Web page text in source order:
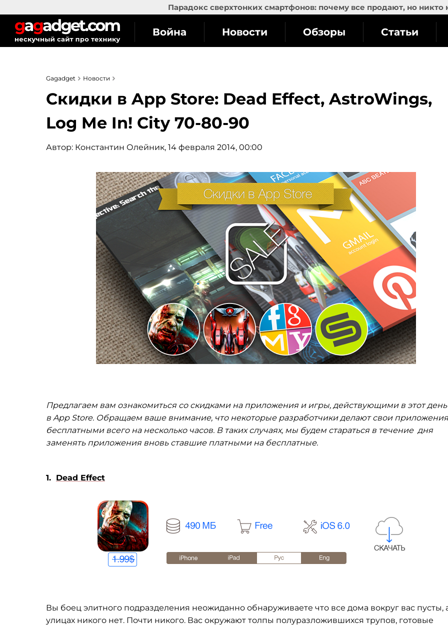
Парадокс сверхтонких смартфонов: почему все продают, но никто
Война Новости Обзоры Статьи
Gagadget Новости
Скидки в App Store: Dead Effect, AstroWings,
Log Me In! City 70-80-90
Автор: Константин Олейник, 14 февраля 2014, 00:00
Предлагаем вам ознакомиться со скидками на приложения и игры, действующими в этот день
в App Store. Обращаем ваше внимание, что некоторые разработчики делают свои приложения
бесплатными всего на несколько часов. В таких случаях, мы будем стараться в течение дня
заменять приложения вновь ставшие платными на бесплатные.
1. Dead Effect
Вы боец элитного подразделения неожиданно обнаруживаете что все дома вокруг вас пусты,
улицах никого нет. Почти никого. Вас окружают толпы полуразложившихся трупов, готовые